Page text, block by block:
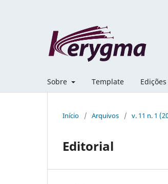
Sobre Template Edições
Início / Arquivos / v. 11 n. 1
Editorial